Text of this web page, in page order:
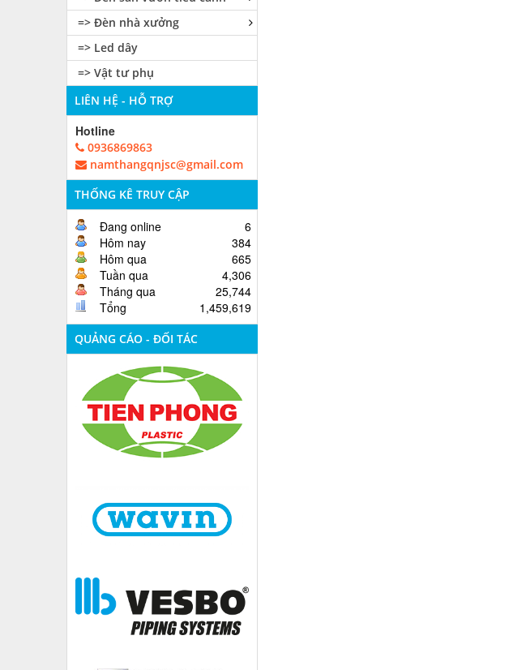
=> Đèn nhà xưởng
=> Led dây
=> Vật tư phụ
LIÊN HỆ - HỖ TRỢ
Hotline
0936869863
namthangqnjsc@gmail.com
THỐNG KÊ TRUY CẬP
Đang online
6
Hôm nay
384
Hôm qua
665
Tuần qua
4,306
Tháng qua
25,744
Tổng
1,459,619
QUẢNG CÁO - ĐỐI TÁC